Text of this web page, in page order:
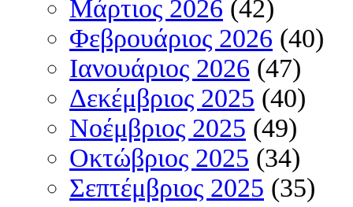
Μάρτιος 2026 (42)
Φεβρουάριος 2026 (40)
Ιανουάριος 2026 (47)
Δεκέμβριος 2025 (40)
Νοέμβριος 2025 (49)
Οκτώβριος 2025 (34)
Σεπτέμβριος 2025 (35)